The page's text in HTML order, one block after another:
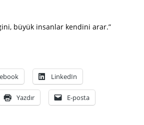
büyük insanlar kendini arar.”
LinkedIn
Yazdır E-posta